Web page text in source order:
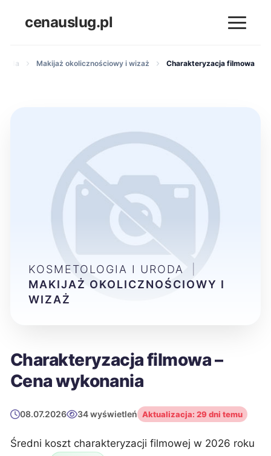
cenauslug.pl
Makijaż okolicznościowy i wizaż Charakteryzacja filmowa
Charakteryzacja filmowa –
Cena wykonania
08.07.2026 34 wyświetleń Aktualizacja: 29 dni temu
Średni koszt charakteryzacji filmowej w 2026 roku
KOSMETOLOGIA I URODA
MAKIJAŻ OKOLICZNOŚCIOWY I
WIZAŻ